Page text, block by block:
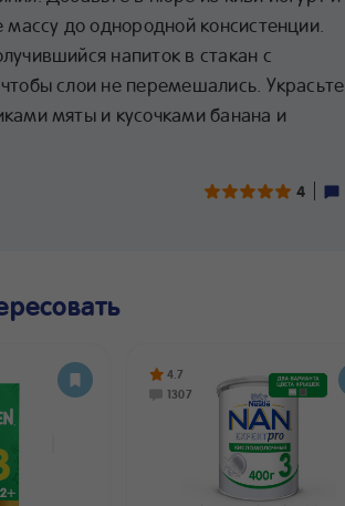
массу до однородной консистенции.
напиток в стакан с
слои не перемешались. Украсьте
мяты и кусочками банана и
4
4.7
1307